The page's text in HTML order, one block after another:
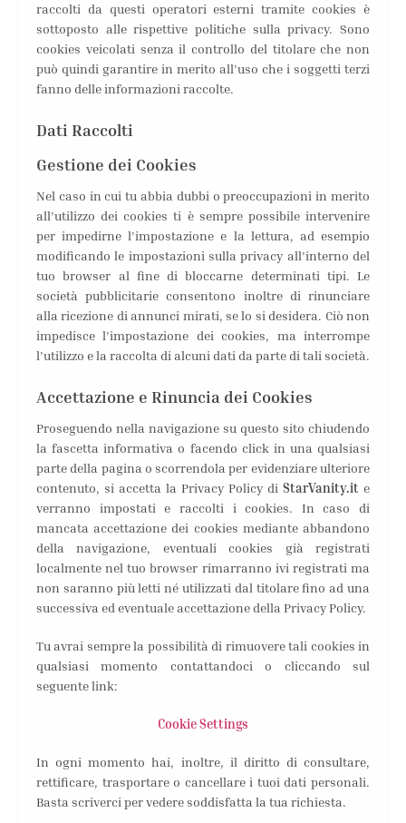
raccolti da questi operatori esterni tramite cookies è
sottoposto alle rispettive politiche sulla privacy. Sono
cookies veicolati senza il controllo del titolare che non
può quindi garantire in merito all’uso che i soggetti terzi
fanno delle informazioni raccolte.
Dati Raccolti
Gestione dei Cookies
Nel caso in cui tu abbia dubbi o preoccupazioni in merito
all’utilizzo dei cookies ti è sempre possibile intervenire
per impedirne l’impostazione e la lettura, ad esempio
modificando le impostazioni sulla privacy all’interno del
tuo browser al fine di bloccarne determinati tipi. Le
società pubblicitarie consentono inoltre di rinunciare
alla ricezione di annunci mirati, se lo si desidera. Ciò non
impedisce l’impostazione dei cookies, ma interrompe
l’utilizzo e la raccolta di alcuni dati da parte di tali società.
Accettazione e Rinuncia dei Cookies
Proseguendo nella navigazione su questo sito chiudendo
la fascetta informativa o facendo click in una qualsiasi
parte della pagina o scorrendola per evidenziare ulteriore
contenuto, si accetta la Privacy Policy di StarVanity.it e
verranno impostati e raccolti i cookies. In caso di
mancata accettazione dei cookies mediante abbandono
della navigazione, eventuali cookies già registrati
localmente nel tuo browser rimarranno ivi registrati ma
non saranno più letti né utilizzati dal titolare fino ad una
successiva ed eventuale accettazione della Privacy Policy.
Tu avrai sempre la possibilità di rimuovere tali cookies in
qualsiasi momento contattandoci o cliccando sul
seguente link:
Cookie Settings
In ogni momento hai, inoltre, il diritto di consultare,
rettificare, trasportare o cancellare i tuoi dati personali.
Basta scriverci per vedere soddisfatta la tua richiesta.